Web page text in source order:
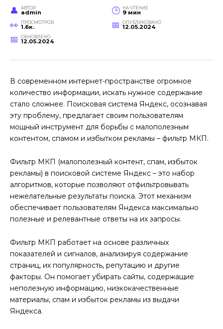
АВТОР
admin
НА ЧТЕНИЕ
9 мин
ПРОСМОТРОВ
1.6к.
ОПУБЛИКОВАНО
12.05.2024
ОБНОВЛЕНО
12.05.2024
В современном интернет-пространстве огромное
количество информации, искать нужное содержание
стало сложнее. Поисковая система Яндекс, осознавая
эту проблему, предлагает своим пользователям
мощный инструмент для борьбы с малополезным
контентом, спамом и избытком рекламы – фильтр МКП.
Фильтр МКП (малополезный контент, спам, избыток
рекламы) в поисковой системе Яндекс – это набор
алгоритмов, которые позволяют отфильтровывать
нежелательные результаты поиска. Этот механизм
обеспечивает пользователям Яндекса максимально
полезные и релевантные ответы на их запросы.
Фильтр МКП работает на основе различных
показателей и сигналов, анализируя содержание
страниц, их популярность, репутацию и другие
факторы. Он помогает убирать сайты, содержащие
неполезную информацию, низкокачественные
материалы, спам и избыток рекламы из выдачи
Яндекса.